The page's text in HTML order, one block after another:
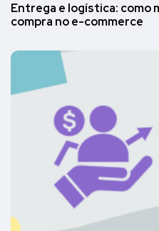
Entrega e logística: como
compra no e-commerce